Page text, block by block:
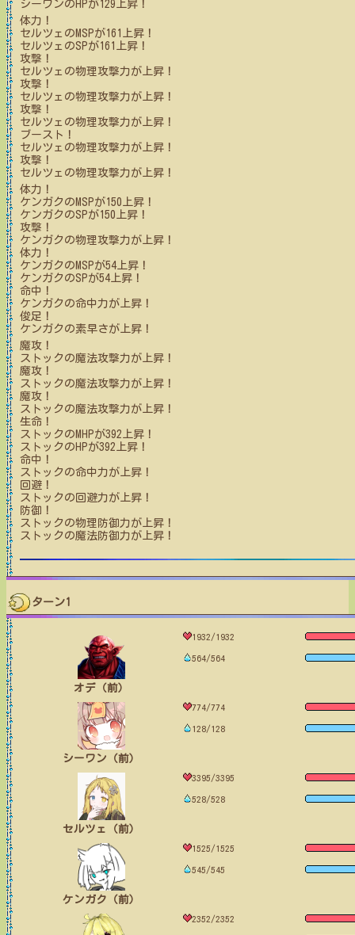
シーワンのHPが129 上昇！
体力！
セルツェ のMSPが161 上昇！
セルツェ のSPが161 上昇！
攻撃！
セルツェ の物理攻撃力が上昇！
攻撃！
セルツェ の物理攻撃力が上昇！
攻撃！
セルツェ の物理攻撃力が上昇！
ブースト！
セルツェ の物理攻撃力が上昇！
攻撃！
セルツェ の物理攻撃力が上昇！
体力！
ケンガク のMSPが150 上昇！
ケンガク のSPが150 上昇！
攻撃！
ケンガク の物理攻撃力が上昇！
体力！
ケンガク のMSPが54上昇！
ケンガク のSPが54上昇！
命中！
ケンガク の命中力が上昇！
俊足！
ケンガク の素早さが上昇！
魔攻！
ストック の魔法攻撃力が上昇！
魔攻！
ストック の魔法攻撃力が上昇！
魔攻！
ストック の魔法攻撃力が上昇！
生命！
ストック のMHPが392 上昇！
ストック のHPが392 上昇！
命中！
ストック の命中力が上昇！
回避！
ストック の回避力が上昇！
防御！
ストック の物理防御力が上昇！
ストック の魔法防御力が上昇！
ターン1
オデ（前）
1932/1932
564/564
シーワン（前）
774/774
128/128
セルツェ（前）
3395/3395
528/528
ケンガク（前）
1525/1525
545/545
2352/2352